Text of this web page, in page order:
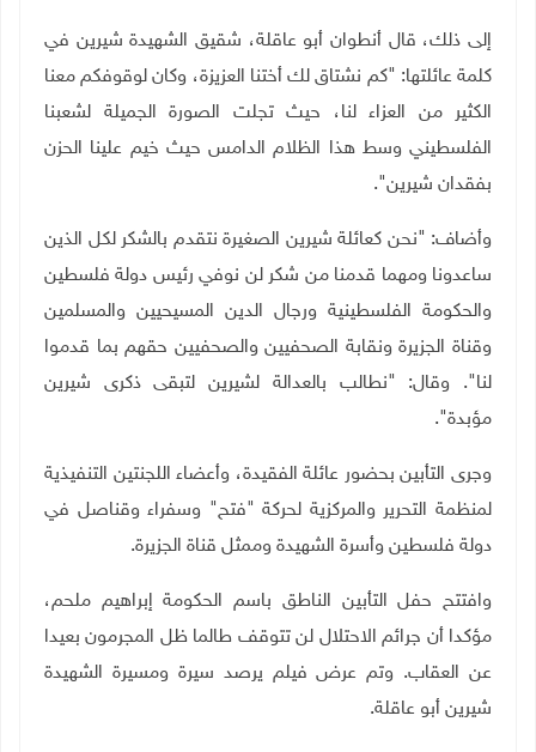
إلى ذلك، قال أنطوان أبو عاقلة، شقيق الشهيدة شيرين في
كلمة عائلتها: "كم نشتاق لك أختنا العزيزة، وكان لوقوفكم معنا
الكثير من العزاء لنا، حيث تجلت الصورة الجميلة لشعبنا
الفلسطيني وسط هذا الظلام الدامس حيث خيم علينا الحزن
بفقدان شيرين".
وأضاف: "نحن كعائلة شيرين الصغيرة نتقدم بالشكر لكل الذين
ساعدونا ومهما قدمنا من شكر لن نوفي رئيس دولة فلسطين
والحكومة الفلسطينية ورجال الدين المسيحيين والمسلمين
وقناة الجزيرة ونقابة الصحفيين والصحفيين حقهم بما قدموا
لنا". وقال: "نطالب بالعدالة لشيرين لتبقى ذكرى شيرين
مؤبدة".
وجرى التأبين بحضور عائلة الفقيدة، وأعضاء اللجنتين التنفيذية
لمنظمة التحرير والمركزية لحركة "فتح" وسفراء وقناصل في
دولة فلسطين وأسرة الشهيدة وممثل قناة الجزيرة.
وافتتح حفل التأبين الناطق باسم الحكومة إبراهيم ملحم،
مؤكدا أن جرائم الاحتلال لن تتوقف طالما ظل المجرمون بعيدا
عن العقاب. وتم عرض فيلم يرصد سيرة ومسيرة الشهيدة
شيرين أبو عاقلة.